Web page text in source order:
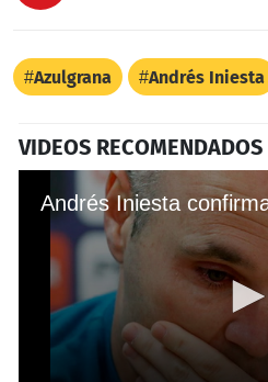
Azulgrana Andrés Iniesta
VIDEOS RECOMENDADOS